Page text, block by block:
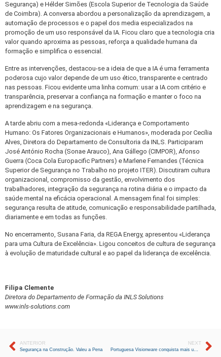
Segurança) e Hélder Simões (Escola Superior de Tecnologia da Saúde
de Coimbra). A conversa abordou a personalização da aprendizagem, a
automação de processos e o papel dos media especializados na
promoção de um uso responsável da IA. Ficou claro que a tecnologia cria
valor quando aproxima as pessoas, reforça a qualidade humana da
formação e simplifica o essencial.
Entre as intervenções, destacou‑se a ideia de que a IA é uma ferramenta
poderosa cujo valor depende de um uso ético, transparente e centrado
nas pessoas. Ficou evidente uma linha comum: usar a IA com critério e
transparência, preservar a confiança na formação e manter o foco na
aprendizagem e na segurança.
A tarde abriu com a mesa-redonda «Liderança e Comportamento
Humano: Os Fatores Organizacionais e Humanos», moderada por Cecília
Alves, Diretora do Departamento de Consultoria da INLS. Participaram
José António Rocha (Sonae Arauco), Ana Gállego (CIMPOR), Afonso
Guerra (Coca Cola Europacific Partners) e Marlene Fernandes (Técnica
Superior de Segurança no Trabalho no projeto ITER). Discutiram cultura
organizacional, compromisso da gestão, envolvimento dos
trabalhadores, integração da segurança na rotina diária e o impacto da
saúde mental na eficácia operacional. A mensagem final foi simples:
segurança resulta de atitude, comunicação e responsabilidade partilhada,
diariamente e em todas as funções.
No encerramento, Susana Faria, da REGA Energy, apresentou «Liderança
para uma Cultura de Excelência». Ligou conceitos de cultura de segurança
à evolução de maturidade cultural e ao papel da liderança de excelência.
Filipa Clemente
Diretora do Departamento de Formação da INLS Solutions
www.inls-solutions.com
ANTERIOR
Segurança na Construção. Valeu a Pena
NEXT
Portuguesa Visionware conquista mais um ouro nos selos de maturidade digital (SMD)